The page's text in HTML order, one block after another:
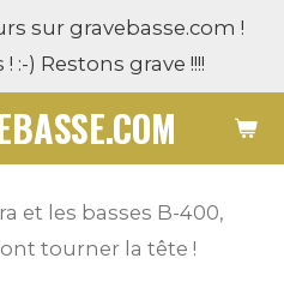
sur gravebasse.com !
:-) Restons grave !!!!
et les basses B-400,
tourner la tête !